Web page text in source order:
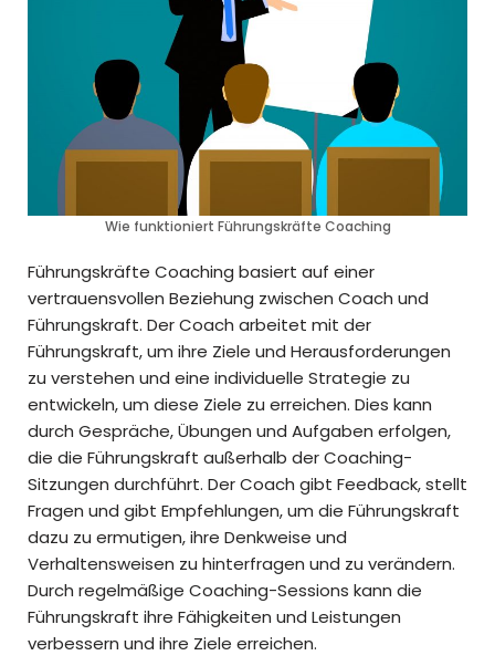
Wie funktioniert Führungskräfte Coaching
Führungskräfte Coaching basiert auf einer
vertrauensvollen Beziehung zwischen Coach und
Führungskraft. Der Coach arbeitet mit der
Führungskraft, um ihre Ziele und Herausforderungen
zu verstehen und eine individuelle Strategie zu
entwickeln, um diese Ziele zu erreichen. Dies kann
durch Gespräche, Übungen und Aufgaben erfolgen,
die die Führungskraft außerhalb der Coaching-
Sitzungen durchführt. Der Coach gibt Feedback, stellt
Fragen und gibt Empfehlungen, um die Führungskraft
dazu zu ermutigen, ihre Denkweise und
Verhaltensweisen zu hinterfragen und zu verändern.
Durch regelmäßige Coaching-Sessions kann die
Führungskraft ihre Fähigkeiten und Leistungen
verbessern und ihre Ziele erreichen.